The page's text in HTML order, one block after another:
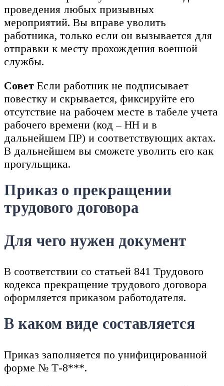
проведения любых призывных
мероприятий. Вы вправе уволить
работника, только если он вызывается для
отправки к месту прохождения военной
службы.
Совет Если работник не подписывает
повестку и скрывается, фиксируйте его
отсутствие на рабочем месте в табеле учета
рабочего времени (код – НН и в
дальнейшем ПР) и соответствующих актах.
В дальнейшем вы сможете уволить его как
прогульщика.
Приказ о прекращении
трудового договора
Для чего нужен документ
В соответствии со статьей 841 Трудового
кодекса прекращение трудового договора
оформляется приказом работодателя.
В каком виде составляется
Приказ заполняется по унифицированной
форме № Т-8***.